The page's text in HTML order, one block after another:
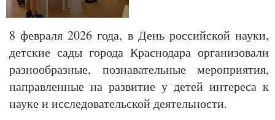
8 февраля 2026 года, в День российской науки,
детские сады города Краснодара организовали
разнообразные, познавательные мероприятия,
направленные на развитие у детей интереса к
науке и исследовательской деятельности.